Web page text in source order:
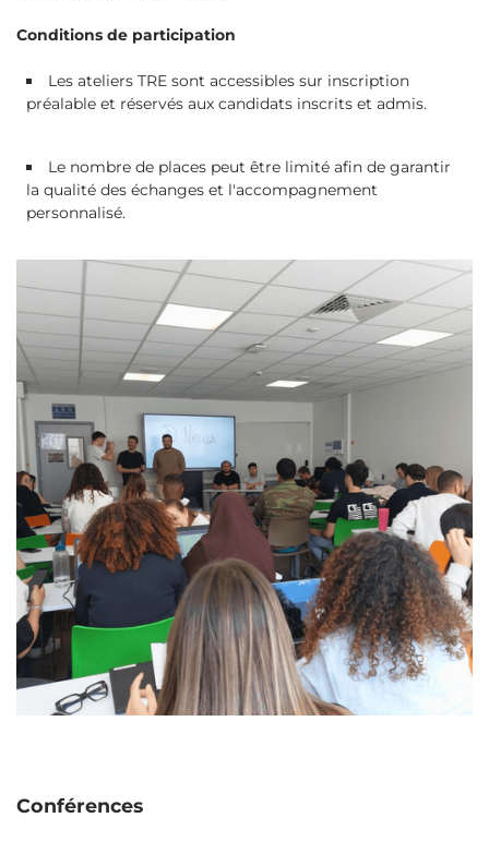
Conditions de participation
Les ateliers TRE sont accessibles sur inscription
préalable et réservés aux candidats inscrits et admis.
Le nombre de places peut être limité afin de garantir
la qualité des échanges et l'accompagnement
personnalisé.
Conférences